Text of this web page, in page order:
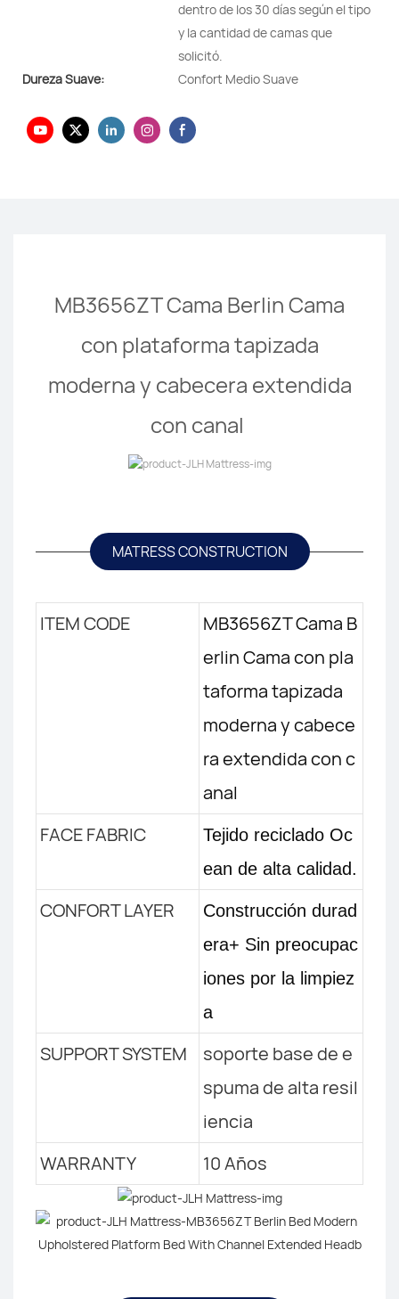
dentro de los 30 días según el tipo
y la cantidad de camas que
solicitó.
Dureza Suave:
Confort Medio Suave
MB3656ZT Cama Berlin Cama
con plataforma tapizada
moderna y cabecera extendida
con canal
MATRESS CONSTRUCTION
ITEM CODE
MB3656ZT Cama B
erlin Cama con pla
taforma tapizada
moderna y cabece
ra extendida con c
anal
FACE FABRIC
Tejido reciclado Oc
ean de alta calidad.
CONFORT LAYER
Construcción durad
era+ Sin preocupac
iones por la limpiez
a
SUPPORT SYSTEM
soporte base de e
spuma de alta resil
iencia
WARRANTY
10 Años